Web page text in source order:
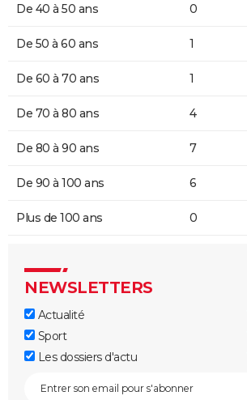
De 40 à 50 ans 0
De 50 à 60 ans 1
De 60 à 70 ans 1
De 70 à 80 ans 4
De 80 à 90 ans 7
De 90 à 100 ans 6
Plus de 100 ans 0
NEWSLETTERS
Actualité
Sport
Les dossiers d'actu